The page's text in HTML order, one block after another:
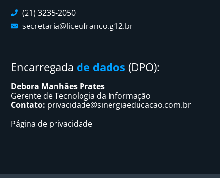
(21) 3235-2050
secretaria@liceufranco.g12.br
Encarregada de dados (DPO):
Debora Manhães Prates
Gerente de Tecnologia da Informação
Contato: privacidade@sinergiaeducacao.com.br
Página de privacidade